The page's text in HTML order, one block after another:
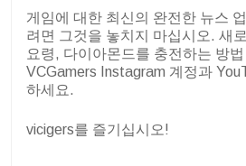
게임에 대한 최신의 완전한 뉴스
려면 그것을 놓치지 마십시오. 새
요령, 다이아몬드를 충전하는 방
VCGamers Instagram 계정과
하세요.
vicigers를 즐기십시오!